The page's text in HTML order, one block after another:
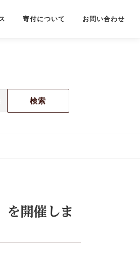
寄付について お問い合わせ
を開催しま